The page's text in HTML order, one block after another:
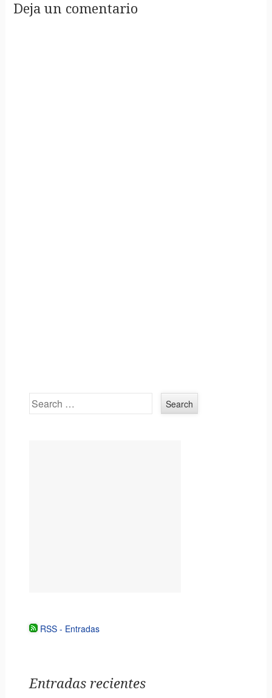
Deja un comentario
Search
RSS - Entradas
Entradas recientes